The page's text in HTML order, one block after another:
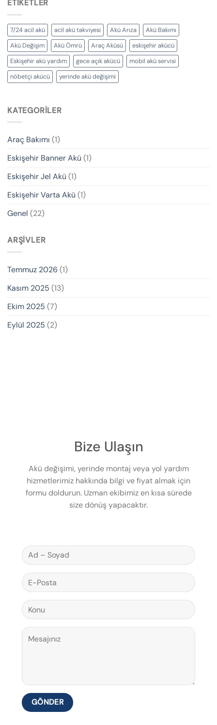
ETIKETLER
7/24 acil akü acil akü takviyesi Akü Arıza
Akü Bakımı
Akü Değişim
Akü Ömrü Araç Aküsü
eskişehir akücü
Eskişehir akü yardım
gece açık akücü
mobil akü servisi
nöbetçi akücü
yerinde akü değişimi
KATEGORILER
Araç Bakımı (1)
Eskişehir Banner Akü (1)
Eskişehir Jel Akü (1)
Eskişehir Varta Akü (1)
Genel (22)
ARŞIVLER
Temmuz 2026 (1)
Kasım 2025 (13)
Ekim 2025 (7)
Eylül 2025 (2)
Bize Ulaşın
Akü değişimi, yerinde montaj veya yol yardım
hizmetlerimiz hakkında bilgi ve fiyat almak için
formu doldurun. Uzman ekibimiz en kısa sürede
size dönüş yapacaktır.